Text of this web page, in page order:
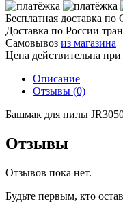
Бесплатная доставка по
Доставка по России
Самовывоз из магазина
Цена действительна при
Описание
Отзывы (0)
Башмак для пилы
Отзывы
Отзывов пока нет.
Будьте первым, кто